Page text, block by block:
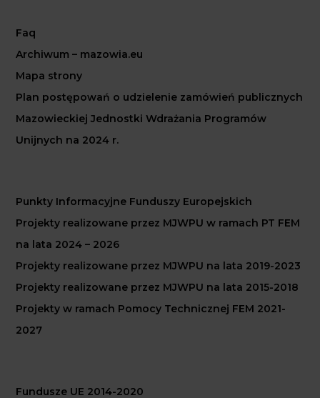
Faq
Archiwum – mazowia.eu
Mapa strony
Plan postępowań o udzielenie zamówień publicznych
Mazowieckiej Jednostki Wdrażania Programów
Unijnych na 2024 r.
Punkty Informacyjne Funduszy Europejskich
Projekty realizowane przez MJWPU w ramach PT FEM
na lata 2024 – 2026
Projekty realizowane przez MJWPU na lata 2019-2023
Projekty realizowane przez MJWPU na lata 2015-2018
Projekty w ramach Pomocy Technicznej FEM 2021-
2027
Fundusze UE 2014-2020